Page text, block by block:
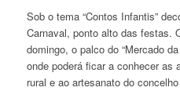
Sob o tema “Contos Infantis”
Carnaval, ponto alto das festas.
domingo, o palco do “Mercado
onde poderá ficar a conhecer as
rural e ao artesanato do